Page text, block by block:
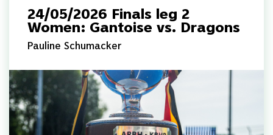
24/05/2026 Finals leg 2
Women: Gantoise vs. Dragons
Pauline Schumacker